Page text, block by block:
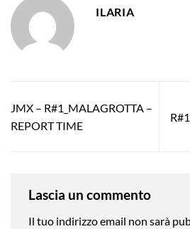
ILARIA
JMX – R#1_MALAGROTTA –
REPORT TIME
Lascia un commento
Il tuo indirizzo email non sarà